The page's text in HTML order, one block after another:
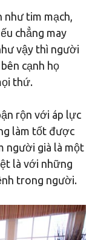
như tim mạch,
chẳng may
vậy thì người
cạnh họ
thứ.
rộn với áp lực
làm tốt được
người già là một
là với những
trong người.